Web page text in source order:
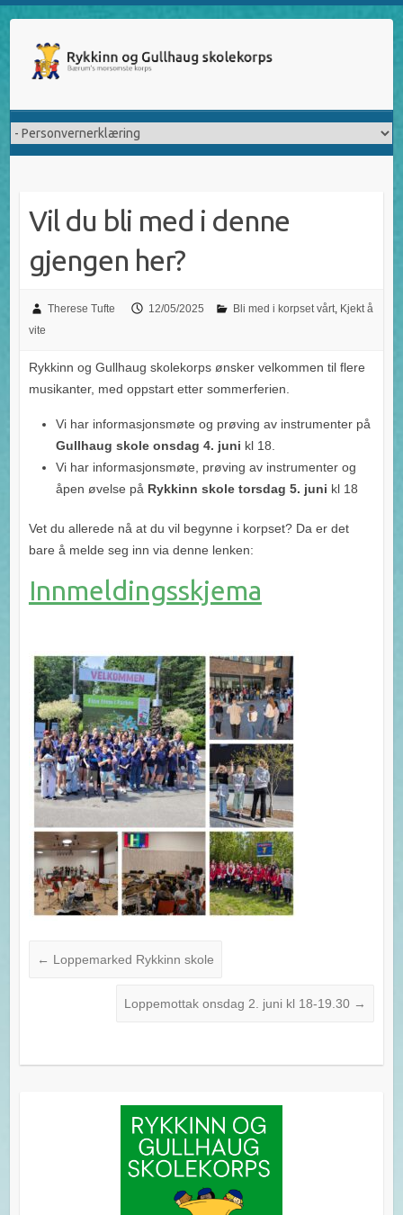
content
Vil du bli med i denne
gjengen her?
Therese Tufte 12/05/2025 Bli med i korpset vårt, Kjekt å
vite
Rykkinn og Gullhaug skolekorps ønsker velkommen til flere
musikanter, med oppstart etter sommerferien.
Vi har informasjonsmøte og prøving av instrumenter på
Gullhaug skole onsdag 4. juni kl 18.
Vi har informasjonsmøte, prøving av instrumenter og
åpen øvelse på Rykkinn skole torsdag 5. juni kl 18
Vet du allerede nå at du vil begynne i korpset? Da er det
bare å melde seg inn via denne lenken:
Innmeldingsskjema
← Loppemarked Rykkinn skole
Loppemottak onsdag 2. juni kl 18-19.30 →